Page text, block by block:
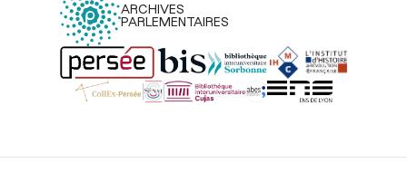
ARCHIVES
PARLEMENTAIRES
Menu